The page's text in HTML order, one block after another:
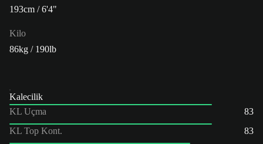
193cm / 6'4"
Kilo
86kg / 190lb
Kalecilik
KL Uçma
83
KL Top Kont.
83